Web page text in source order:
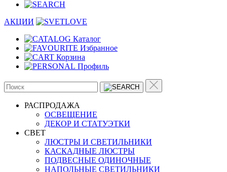
АКЦИИ
Каталог
Избранное
Корзина
Профиль
РАСПРОДАЖА
ОСВЕЩЕНИЕ
ДЕКОР И СТАТУЭТКИ
CВЕТ
ЛЮСТРЫ И СВЕТИЛЬНИКИ
КАСКАДНЫЕ ЛЮСТРЫ
ПОДВЕСНЫЕ ОДИНОЧНЫЕ
НАПОЛЬНЫЕ СВЕТИЛЬНИКИ